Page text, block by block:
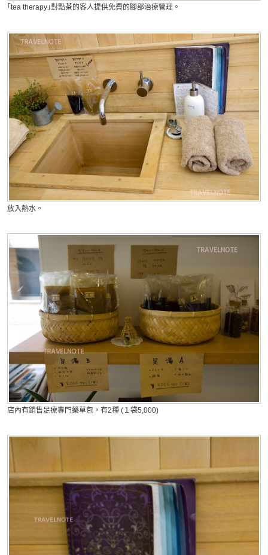
｢tea therapy｣對點茶的客人提供免費的腳部治療管理。
放入熱水。
店內有銷售足療專門藥草包，有2種 (１袋5,000)